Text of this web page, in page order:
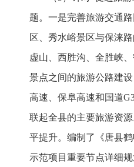
题。一是完善旅游交通
区、秀水峪景区与保涞
虚山、西胜沟、全胜峡
景点之间的旅游公路建
高速、保阜高速和国道
联起全县的主要旅游资
平提升。编制了《唐县
示范项目重要节点详细